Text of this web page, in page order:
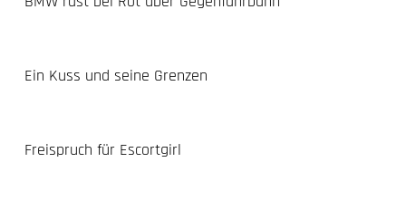
Ein Kuss und seine Grenzen
Freispruch für Escortgirl